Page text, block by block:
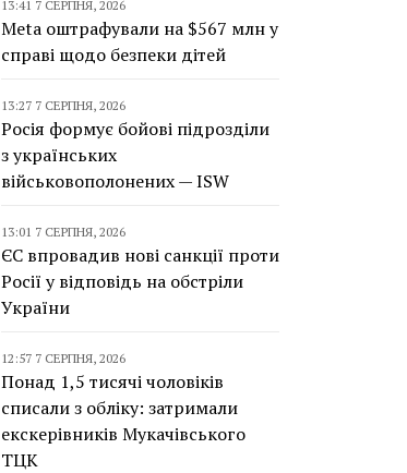
13:41 7 СЕРПНЯ, 2026
Meta оштрафували на $567 млн у
справі щодо безпеки дітей
13:27 7 СЕРПНЯ, 2026
Росія формує бойові підрозділи
з українських
військовополонених — ISW
13:01 7 СЕРПНЯ, 2026
ЄС впровадив нові санкції проти
Росії у відповідь на обстріли
України
12:57 7 СЕРПНЯ, 2026
Понад 1,5 тисячі чоловіків
списали з обліку: затримали
екскерівників Мукачівського
ТЦК